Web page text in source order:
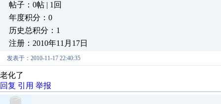
帖子：0帖 | 1回
年度积分：0
历史总积分：1
注册：2010年11月17日
发表于：2010-11-17 22:40:35
老化了
回复 引用 举报